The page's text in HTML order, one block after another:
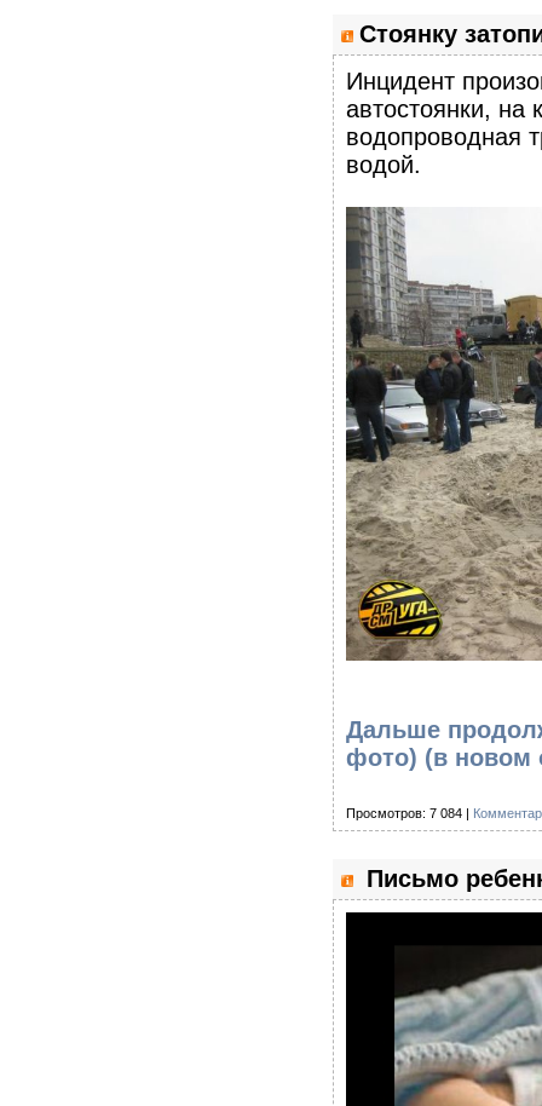
Стоянку
Инцидент
автостоянки, на
водопроводная
водой.
Дальше
фото) (в новом
Просмотров: 7 084 |
Письмо